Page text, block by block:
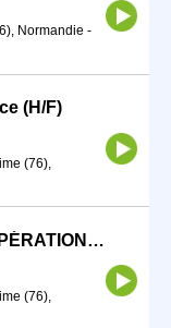
Normandie -
(H/F)
(76),
RESPONSABLE ADJOINT DES OPÉRATIONS (H/F)
(76),